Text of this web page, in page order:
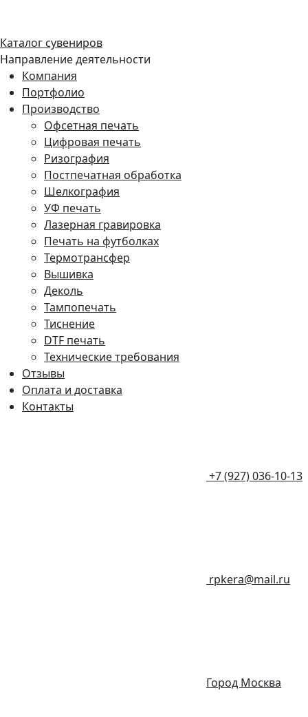
Каталог сувениров
Направление деятельности
Компания
Портфолио
Производство
Офсетная печать
Цифровая печать
Ризография
Постпечатная обработка
Шелкография
УФ печать
Лазерная гравировка
Печать на футболках
Термотрансфер
Вышивка
Деколь
Тампопечать
Тиснение
DTF печать
Технические требования
Отзывы
Оплата и доставка
Контакты
+7 (927) 036-10-13
rpkera@mail.ru
Город Москва